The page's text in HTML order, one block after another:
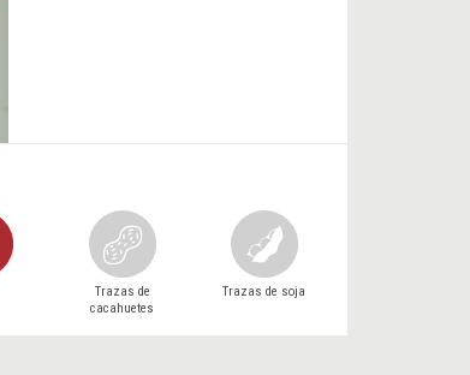
Trazas de
cacahuetes
Trazas de soja